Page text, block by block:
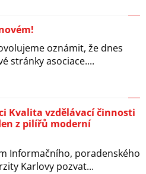
oznámit, že dnes
stránky asociace....
Kvalita vzdělávací činnosti
z pilířů moderní
Informačního, poradenského
Karlovy pozvat...